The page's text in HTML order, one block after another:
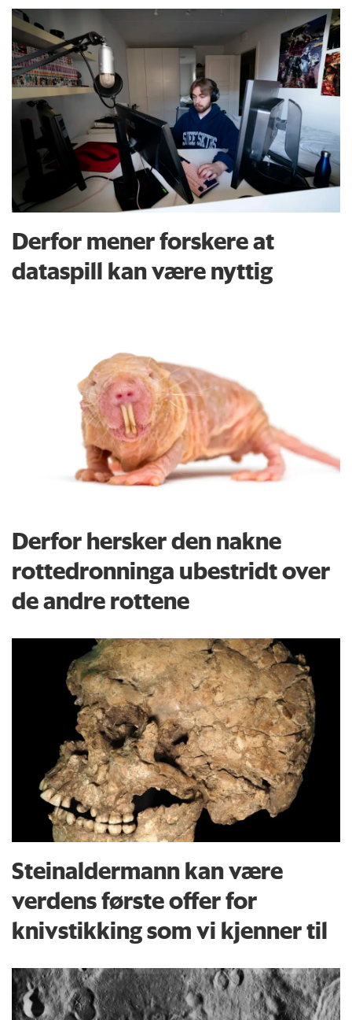
Derfor mener forskere at
dataspill kan være nyttig
Derfor hersker den nakne
rottedronninga ubestridt over
de andre rottene
Steinaldermann kan være
verdens første offer for
knivstikking som vi kjenner til